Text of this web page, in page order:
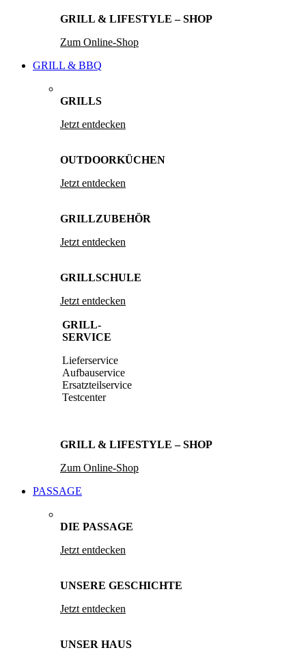
GRILL & LIFESTYLE – SHOP
Zum Online-Shop
GRILL & BBQ
GRILLS
Jetzt entdecken
OUTDOORKÜCHEN
Jetzt entdecken
GRILLZUBEHÖR
Jetzt entdecken
GRILLSCHULE
Jetzt entdecken
GRILL-
SERVICE
Lieferservice
Aufbauservice
Ersatzteilservice
Testcenter
GRILL & LIFESTYLE – SHOP
Zum Online-Shop
PASSAGE
DIE PASSAGE
Jetzt entdecken
UNSERE GESCHICHTE
Jetzt entdecken
UNSER HAUS